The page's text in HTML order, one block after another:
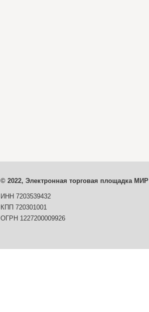
© 2022, Электронная торговая площадка МИР
ИНН 7203539432
КПП 720301001
ОГРН 1227200009926